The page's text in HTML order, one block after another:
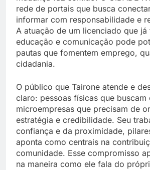
rede de portais que busca
informar com responsabilidade e
A atuação de um licenciado que já
educação e comunicação pode
pautas que fomentem emprego,
cidadania.
O público que Tairone atende e
claro: pessoas físicas que buscam
microempresas que precisam de
estratégia e credibilidade. Seu
confiança e da proximidade,
aponta como centrais na
comunidade. Esse compromisso
na maneira como ele fala do